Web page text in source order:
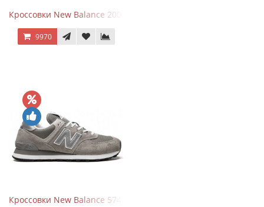
Кроссовки New Balance 2002R Protection Pack Black Grey
9970
Кроссовки New Balance 574 Grey White Silver